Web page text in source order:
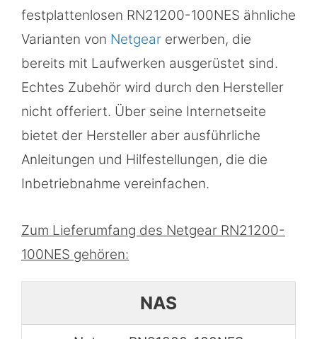
festplattenlosen RN21200-100NES ähnliche
Varianten von Netgear erwerben, die
bereits mit Laufwerken ausgerüstet sind.
Echtes Zubehör wird durch den Hersteller
nicht offeriert. Über seine Internetseite
bietet der Hersteller aber ausführliche
Anleitungen und Hilfestellungen, die die
Inbetriebnahme vereinfachen.
Zum Lieferumfang des Netgear RN21200-
100NES gehören:
NAS